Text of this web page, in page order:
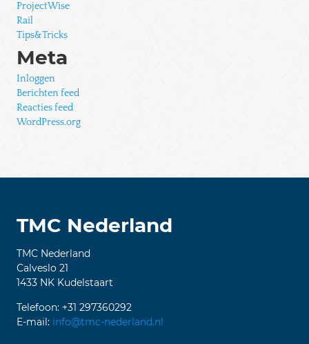
ProjectWise
Rail
Tips&Tricks
Meta
Inloggen
Berichten feed
Reacties feed
WordPress.org
TMC Nederland
TMC Nederland
Calveslo 21
1433 NK Kudelstaart
Telefoon: +31 297360292
E-mail: info@tmc-nederland.nl